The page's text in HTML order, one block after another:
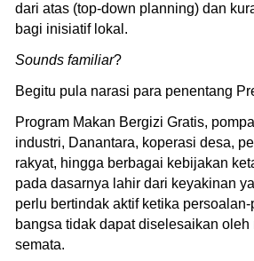
dari atas (top-down planning) dan
bagi inisiatif lokal.
Sounds familiar?
Begitu pula narasi para penentang
Program Makan Bergizi Gratis,
industri, Danantara, koperasi desa,
rakyat, hingga berbagai kebijakan
pada dasarnya lahir dari keyakinan
perlu bertindak aktif ketika
bangsa tidak dapat diselesaikan
semata.